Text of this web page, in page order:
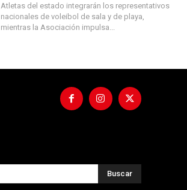
Atletas del estado integrarán los representativos
nacionales de voleibol de sala y de playa,
mientras la Asociación impulsa...
Buscar